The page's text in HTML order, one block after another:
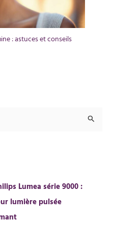
: astuces et conseils
Lumea série 9000 :
lumière pulsée